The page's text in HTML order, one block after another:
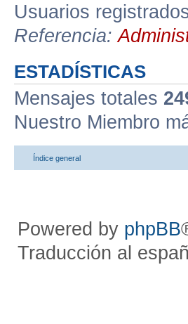
Usuarios
Referencia:
ESTADÍSTICAS
Mensajes totales
Nuestro Miembro
Índice general
Powered by phpBB
Traducción al